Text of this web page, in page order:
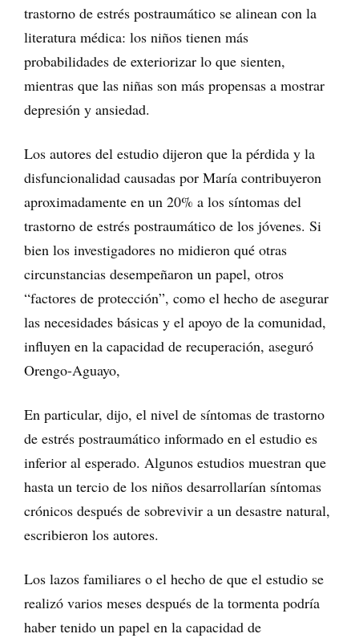
trastorno de estrés postraumático se alinean con la
literatura médica: los niños tienen más
probabilidades de exteriorizar lo que sienten,
mientras que las niñas son más propensas a mostrar
depresión y ansiedad.
Los autores del estudio dijeron que la pérdida y la
disfuncionalidad causadas por María contribuyeron
aproximadamente en un 20% a los síntomas del
trastorno de estrés postraumático de los jóvenes. Si
bien los investigadores no midieron qué otras
circunstancias desempeñaron un papel, otros
“factores de protección”, como el hecho de asegurar
las necesidades básicas y el apoyo de la comunidad,
influyen en la capacidad de recuperación, aseguró
Orengo-Aguayo,
En particular, dijo, el nivel de síntomas de trastorno
de estrés postraumático informado en el estudio es
inferior al esperado. Algunos estudios muestran que
hasta un tercio de los niños desarrollarían síntomas
crónicos después de sobrevivir a un desastre natural,
escribieron los autores.
Los lazos familiares o el hecho de que el estudio se
realizó varios meses después de la tormenta podría
haber tenido un papel en la capacidad de